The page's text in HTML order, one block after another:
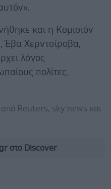
και η Κομισιόν
Χερντσίροβα,
λόγος
πολίτες.
Reuters, sky news και
στο Discover